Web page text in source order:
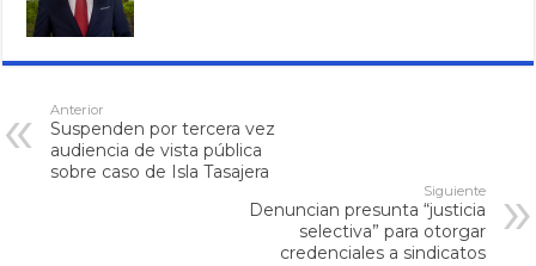
Anterior
Suspenden por tercera vez
audiencia de vista pública
sobre caso de Isla Tasajera
Siguiente
Denuncian presunta “justicia
selectiva” para otorgar
credenciales a sindicatos